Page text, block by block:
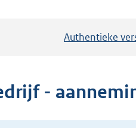
Authentieke
-